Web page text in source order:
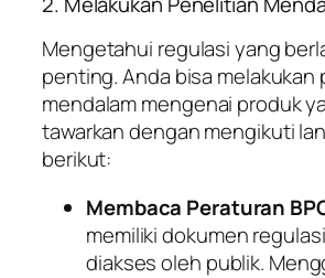
Mengetahui regulasi yang
penting. Anda bisa melakukan
mendalam mengenai produk
tawarkan dengan mengikuti
berikut:
Membaca Peraturan
memiliki dokumen
diakses oleh publik.